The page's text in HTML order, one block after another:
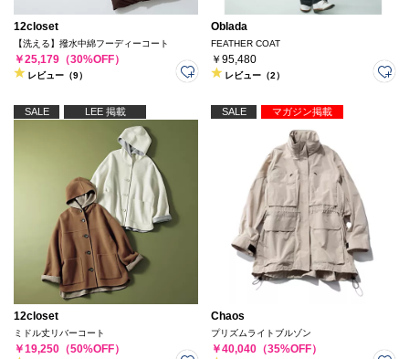
12closet
【洗える】撥水中綿フーディーコート
￥25,179（30%OFF）
レビュー（9）
Oblada
FEATHER COAT
￥95,480
レビュー（2）
SALE LEE 掲載
12closet
ミドル丈リバーコート
￥19,250（50%OFF）
SALE マガジン掲載
Chaos
プリズムライトブルゾン
￥40,040（35%OFF）